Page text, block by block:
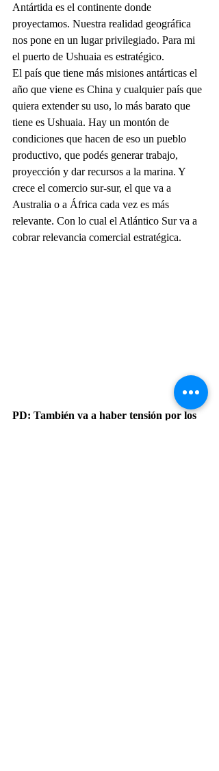
Antártida es el continente donde
proyectamos. Nuestra realidad geográfica
nos pone en un lugar privilegiado. Para mi
el puerto de Ushuaia es estratégico.
El país que tiene más misiones antárticas el
año que viene es China y cualquier país que
quiera extender su uso, lo más barato que
tiene es Ushuaia. Hay un montón de
condiciones que hacen de eso un pueblo
productivo, que podés generar trabajo,
proyección y dar recursos a la marina. Y
crece el comercio sur-sur, el que va a
Australia o a África cada vez es más
relevante. Con lo cual el Atlántico Sur va a
cobrar relevancia comercial estratégica.
PD: También va a haber tensión por los